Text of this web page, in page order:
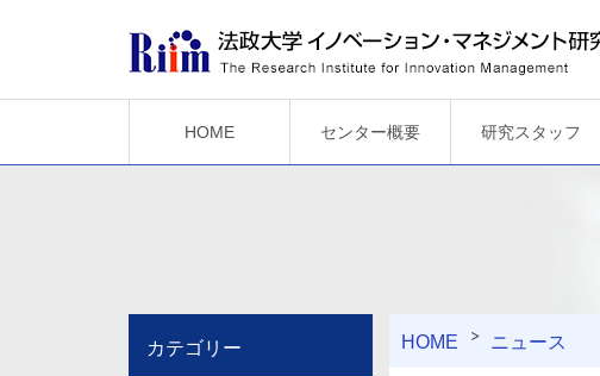
HOME センター概要 研究スタッフ
HOME ニュース
カテゴリー